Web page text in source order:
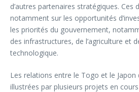
d’autres partenaires stratégiques.
notamment sur les opportunités
les priorités du gouvernement,
des infrastructures, de l’agriculture et
technologique.
Les relations entre le Togo et le
illustrées par plusieurs projets en